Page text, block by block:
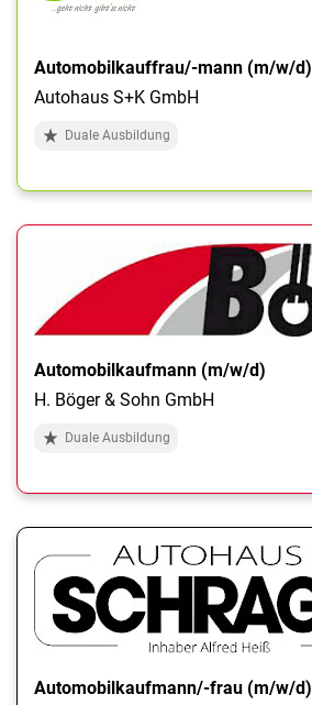
Automobilkauffrau/-mann (m/w/d)
Autohaus S+K GmbH
Duale Ausbildung
Automobilkaufmann (m/w/d)
H. Böger & Sohn GmbH
Duale Ausbildung
Automobilkaufmann/-frau (m/w/d)